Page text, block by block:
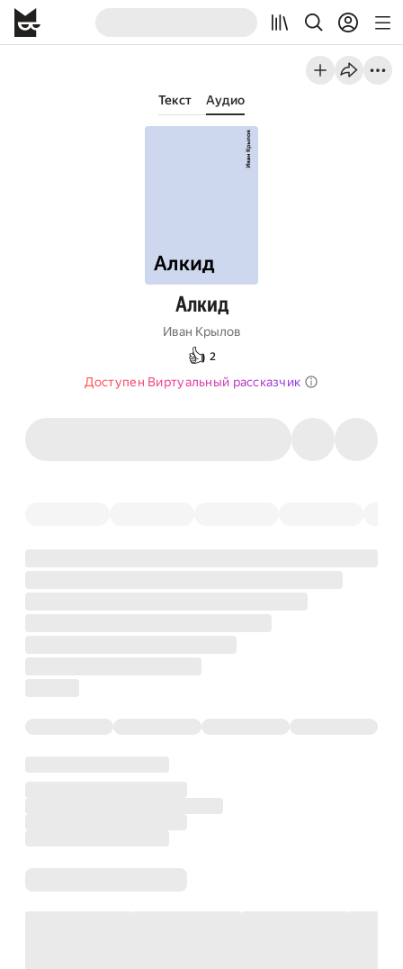
Текст Аудио
Алкид
Иван Крылов
👍 2
Доступен Виртуальный рассказчик